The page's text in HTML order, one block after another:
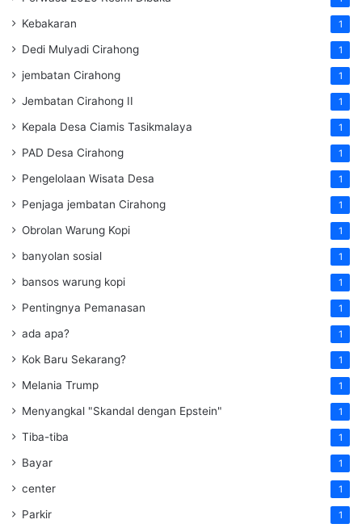
Kebakaran 1
Dedi Mulyadi Cirahong 1
jembatan Cirahong 1
Jembatan Cirahong II 1
Kepala Desa Ciamis Tasikmalaya 1
PAD Desa Cirahong 1
Pengelolaan Wisata Desa 1
Penjaga jembatan Cirahong 1
Obrolan Warung Kopi 1
banyolan sosial 1
bansos warung kopi 1
Pentingnya Pemanasan 1
ada apa? 1
Kok Baru Sekarang? 1
Melania Trump 1
Menyangkal "Skandal dengan Epstein" 1
Tiba-tiba 1
Bayar 1
center 1
Parkir 1